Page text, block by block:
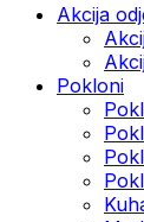
Akcija
Pokloni